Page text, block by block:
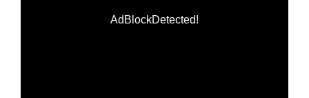
AdBlockDetected!